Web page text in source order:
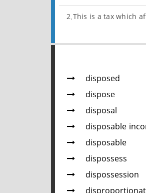
2.This is a tax which
disposed
dispose
disposal
disposable
disposable
dispossess
dispossession